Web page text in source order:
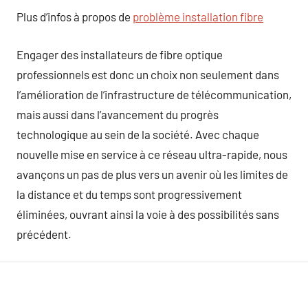
Plus d’infos à propos de problème installation fibre
Engager des installateurs de fibre optique
professionnels est donc un choix non seulement dans
l’amélioration de l’infrastructure de télécommunication,
mais aussi dans l’avancement du progrès
technologique au sein de la société. Avec chaque
nouvelle mise en service à ce réseau ultra-rapide, nous
avançons un pas de plus vers un avenir où les limites de
la distance et du temps sont progressivement
éliminées, ouvrant ainsi la voie à des possibilités sans
précédent.